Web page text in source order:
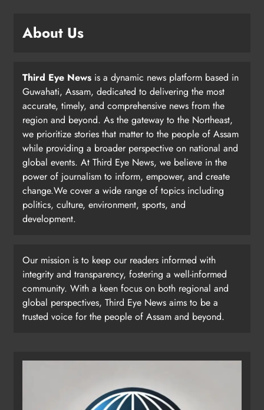
About Us
Third Eye News is a dynamic news platform based in
Guwahati, Assam, dedicated to delivering the most
accurate, timely, and comprehensive news from the
region and beyond. As the gateway to the Northeast,
we prioritize stories that matter to the people of Assam
while providing a broader perspective on national and
global events. At Third Eye News, we believe in the
power of journalism to inform, empower, and create
change.We cover a wide range of topics including
politics, culture, environment, sports, and
development.
Our mission is to keep our readers informed with
integrity and transparency, fostering a well-informed
community. With a keen focus on both regional and
global perspectives, Third Eye News aims to be a
trusted voice for the people of Assam and beyond.